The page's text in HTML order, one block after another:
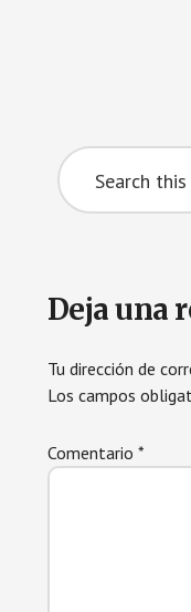
Search
this
website
Reader
Deja una
Tu dirección de
Los campos
Comentario *